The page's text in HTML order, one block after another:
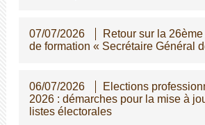
07/07/2026
Retour sur la
de formation « Secrétaire Général
06/07/2026
Elections
2026 : démarches pour la mise à
listes électorales